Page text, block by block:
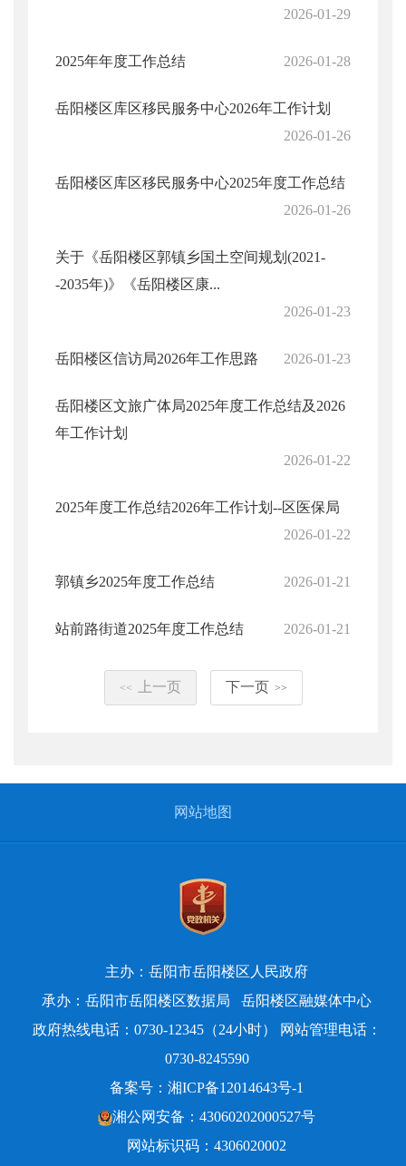
2026-01-29
2025年年度工作总结 2026-01-28
岳阳楼区库区移民服务中心2026年工作计划
2026-01-26
岳阳楼区库区移民服务中心2025年度工作总结
2026-01-26
关于《岳阳楼区郭镇乡国土空间规划(2021-
-2035年)》《岳阳楼区康...
2026-01-23
岳阳楼区信访局2026年工作思路 2026-01-23
岳阳楼区文旅广体局2025年度工作总结及2026
年工作计划
2026-01-22
2025年度工作总结2026年工作计划--区医保局
2026-01-22
郭镇乡2025年度工作总结 2026-01-21
站前路街道2025年度工作总结 2026-01-21
<< 上一页 下一页 >>
网站地图
主办：岳阳市岳阳楼区人民政府
承办：岳阳市岳阳楼区数据局
岳阳楼区融媒体中心
政府热线电话：0730-12345（24小时） 网站管理电话：
0730-8245590
备案号： 湘ICP备12014643号-1
湘公网安备：43060202000527号
网站标识码：4306020002